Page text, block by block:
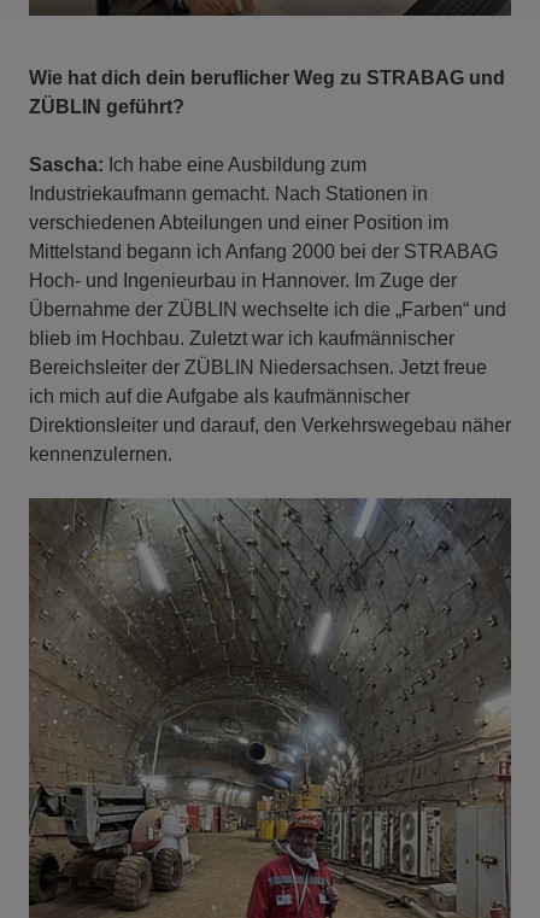
Wie hat dich dein beruflicher Weg zu STRABAG und
ZÜBLIN geführt?
Sascha: Ich habe eine Ausbildung zum
Industriekaufmann gemacht. Nach Stationen in
verschiedenen Abteilungen und einer Position im
Mittelstand begann ich Anfang 2000 bei der STRABAG
Hoch- und Ingenieurbau in Hannover. Im Zuge der
Übernahme der ZÜBLIN wechselte ich die „Farben“ und
blieb im Hochbau. Zuletzt war ich kaufmännischer
Bereichsleiter der ZÜBLIN Niedersachsen. Jetzt freue
ich mich auf die Aufgabe als kaufmännischer
Direktionsleiter und darauf, den Verkehrswegebau näher
kennenzulernen.